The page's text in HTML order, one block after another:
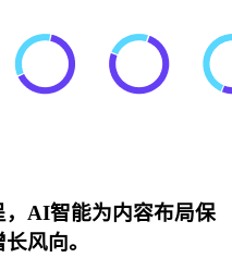
AI智能为内容布局保
风向。